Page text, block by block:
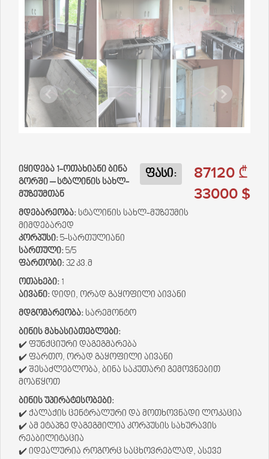
87120 ₾
33000 $
ფასი:
იყიდება 1-ოთახიანი ბინა
გორში – სტალინის სახლ-
მუზეუმთან
მდებარეობა: სტალინის სახლ-მუზეუმის
მიმდებარედ
კორპუსი: 5-სართულიანი
სართული: 5/5
ფართობი: 32 კვ.მ
ოთახები: 1
აივანი: დიდი, ორად გაყოფილი აივანი
მდგომარეობა: სარემონტო
ბინის მახასიათებლები:
✔️ ფუნქციური დაგეგმარება
✔️ ფართო, ორად გაყოფილი აივანი
✔️ შესაძლებლობა, ბინა საკუთარი გემოვნებით
მოაწყოთ
ბინის უპირატესობები:
✔️ ქალაქის ცენტრალური და მოთხოვნადი ლოკაცია
✔️ ამ ეტაპზე დაგეგმილია კორპუსის სახურავის
რეაბილიტაცია
✔️ იდეალურია როგორც საცხოვრებლად, ასევე